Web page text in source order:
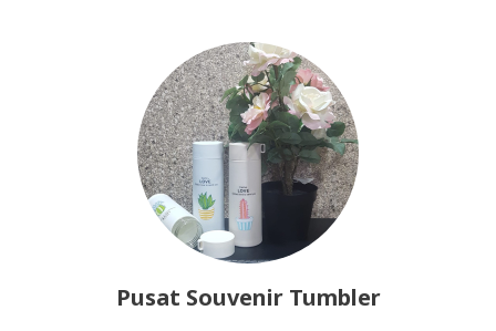
Pusat Souvenir Tumbler